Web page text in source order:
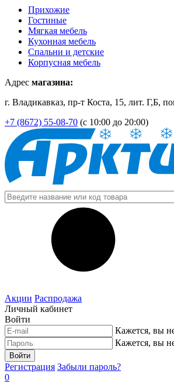
Прихожие
Гостиные
Мягкая мебель
Кухонная мебель
Спальни и детские
Корпусная мебель
Адрес магазина:
г. Владикавказ, пр-т Коста, 15, лит. Г,Б,
+7 (8672) 55-08-70 (с 10:00 до 20:00)
Акции Распродажа
Личный кабинет
Войти
Кажется, вы
Кажется, вы
Войти
Регистрация Забыли пароль?
0